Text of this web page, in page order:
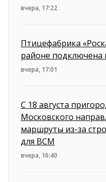
вчера, 17:22
Птицефабрика
районе подключена
вчера, 17:01
С 18 августа
Московского
маршруты из-за
для ВСМ
вчера, 16:40